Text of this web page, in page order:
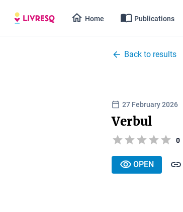
Home Publications
Back to results
27 February 2026
Verbul
0
OPEN